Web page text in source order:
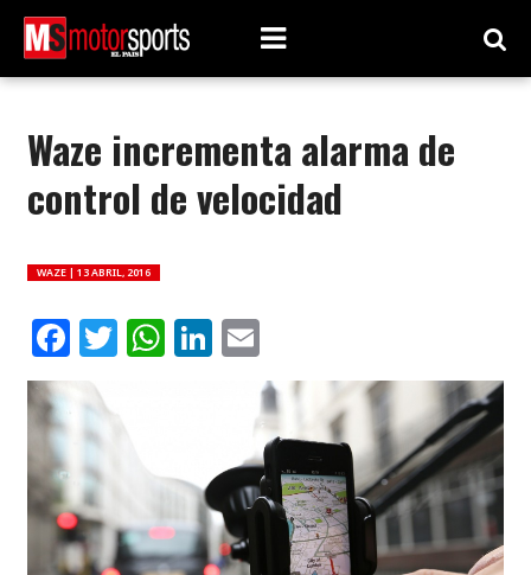
Waze incrementa alarma de
control de velocidad
WAZE | 13 ABRIL, 2016
Facebook
Twitter
WhatsApp
LinkedIn
Email